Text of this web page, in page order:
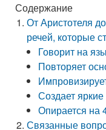
Содержание
От Аристотеля
речей, которые
Говорит на
Повторяет
Создает
Опирается на
Связанные